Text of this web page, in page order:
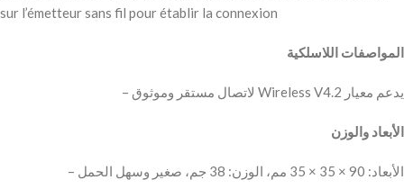
sur l’émetteur sans fil pour établir la connexion